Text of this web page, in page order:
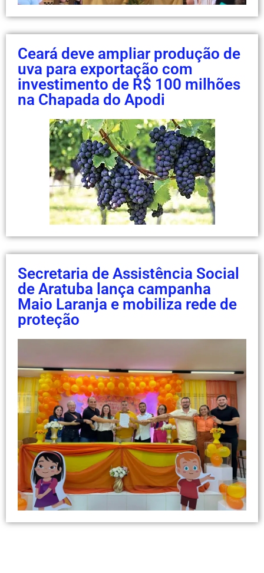
Ceará deve ampliar produção de
uva para exportação com
investimento de R$ 100 milhões
na Chapada do Apodi
Secretaria de Assistência Social
de Aratuba lança campanha
Maio Laranja e mobiliza rede de
proteção